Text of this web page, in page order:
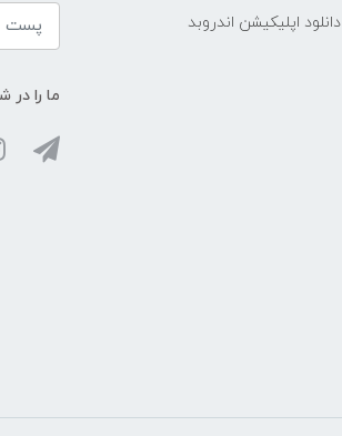
دانلود اپلیکیشن اندروبد
ما را در